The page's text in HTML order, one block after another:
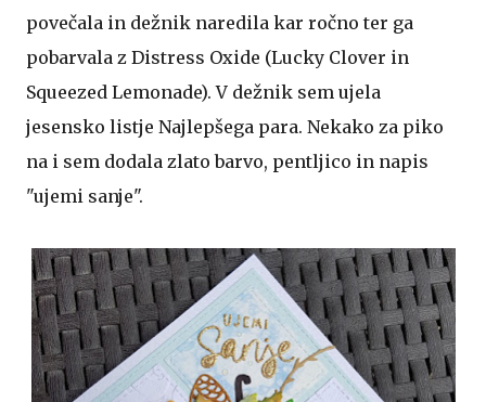
povečala in dežnik naredila kar ročno ter ga
pobarvala z Distress Oxide (Lucky Clover in
Squeezed Lemonade). V dežnik sem ujela
jesensko listje Najlepšega para. Nekako za piko
na i sem dodala zlato barvo, pentljico in napis
"ujemi sanje".